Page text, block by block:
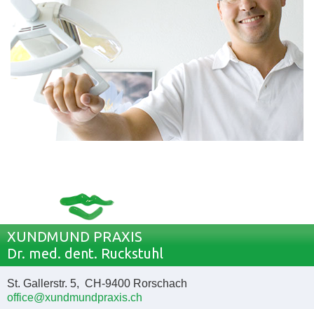
XUNDMUND PRAXIS
Dr. med. dent. Ruckstuhl
St. Gallerstr. 5, CH-9400 Rorschach
office@xundmundpraxis.ch